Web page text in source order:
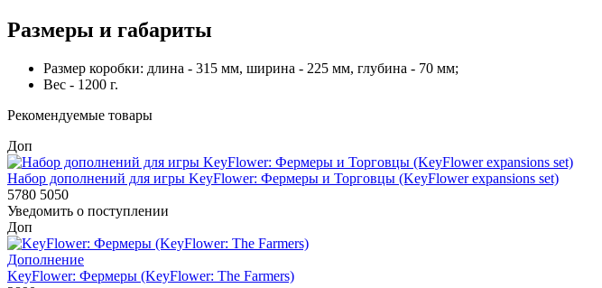
Размеры и габариты
Размер коробки: длина - 315 мм, ширина - 225 мм, глубина - 70 мм;
Вес - 1200 г.
Рекомендуемые товары
Доп
Набор дополнений для игры KeyFlower: Фермеры и Торговцы (KeyFlower expansions set)
5780 5050
Уведомить о поступлении
Доп
Дополнение
KeyFlower: Фермеры (KeyFlower: The Farmers)